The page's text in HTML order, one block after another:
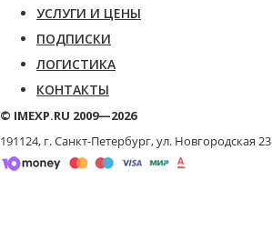
УСЛУГИ И ЦЕНЫ
ПОДПИСКИ
ЛОГИСТИКА
КОНТАКТЫ
© IMEXP.RU 2009—2026
191124, г. Санкт-Петербург,ул. Новгородская 23